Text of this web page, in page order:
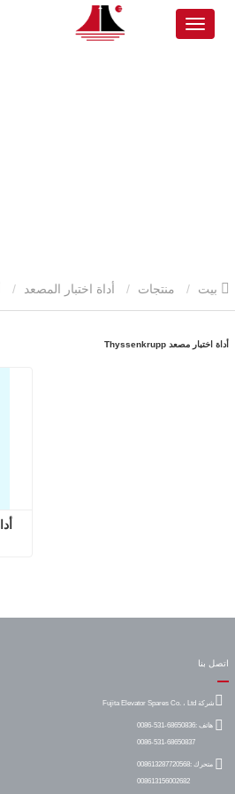
منتجات أداة اختبار المصعد
أداة اختبار مصعد Thyssenkrupp
اتصل بنا
شركة Fujita Elevator Spares Co. ، Ltd
هاتف :0086-531-68650836
0086-531-68650837
متحرك :008613287720568
008613156002682